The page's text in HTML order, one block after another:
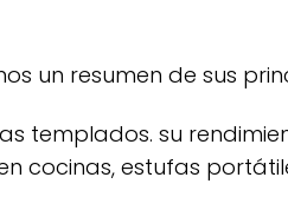
un resumen de sus
templados. su
cocinas, estufas